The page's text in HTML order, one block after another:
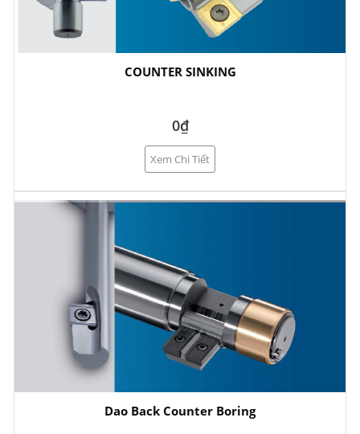
COUNTER SINKING
0₫
Xem Chi Tiết
Dao Back Counter Boring